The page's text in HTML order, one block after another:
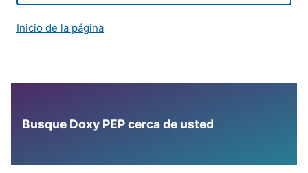
Inicio de la página
Busque Doxy PEP cerca de usted